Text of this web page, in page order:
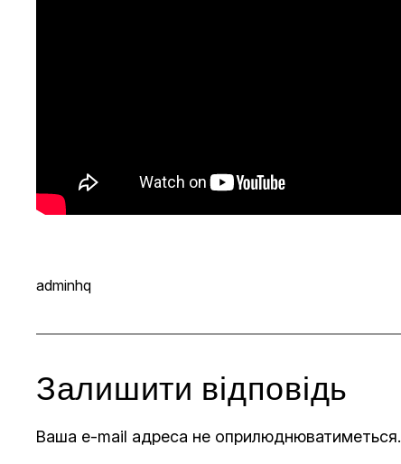
adminhq
Залишити відповідь
Ваша e-mail адреса не оприлюднюватиметься.